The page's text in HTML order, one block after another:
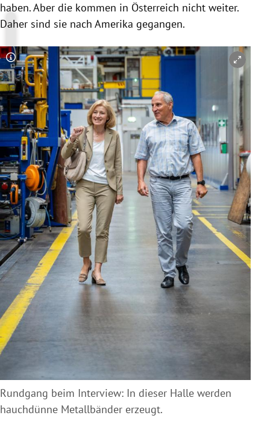
haben. Aber die kommen in Österreich nicht weiter.
Daher sind sie nach Amerika gegangen.
Copyright-Hinweis öffnen/schließen
Rundgang beim Interview: In dieser Halle werden
hauchdünne Metallbänder erzeugt.